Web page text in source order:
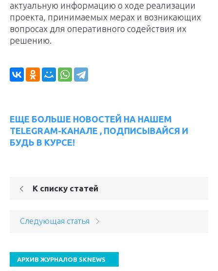
актуальную информацию о ходе реализации
проекта, принимаемых мерах и возникающих
вопросах для оперативного содействия их
решению.
ЕЩЕ БОЛЬШЕ НОВОСТЕЙ НА НАШЕМ
TELEGRAM-КАНАЛЕ , ПОДПИСЫВАЙСЯ И
БУДЬ В КУРСЕ!
К списку статей
Следующая статья
АРХИВ ЖУРНАЛОВ SKNEWS